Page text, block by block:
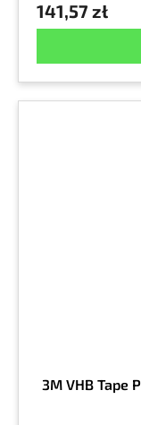
141,57 zł
3M VHB Tape